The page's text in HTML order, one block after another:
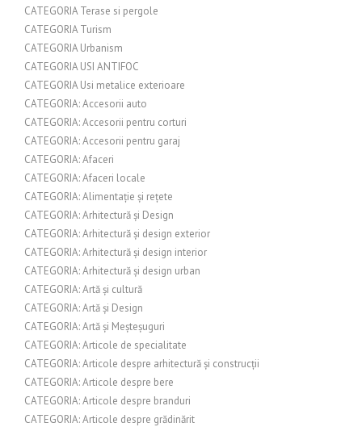
CATEGORIA Terase si pergole
CATEGORIA Turism
CATEGORIA Urbanism
CATEGORIA USI ANTIFOC
CATEGORIA Usi metalice exterioare
CATEGORIA: Accesorii auto
CATEGORIA: Accesorii pentru corturi
CATEGORIA: Accesorii pentru garaj
CATEGORIA: Afaceri
CATEGORIA: Afaceri locale
CATEGORIA: Alimentație și rețete
CATEGORIA: Arhitectură și Design
CATEGORIA: Arhitectură și design exterior
CATEGORIA: Arhitectură și design interior
CATEGORIA: Arhitectură și design urban
CATEGORIA: Artă și cultură
CATEGORIA: Artă și Design
CATEGORIA: Artă și Meșteșuguri
CATEGORIA: Articole de specialitate
CATEGORIA: Articole despre arhitectură și construcții
CATEGORIA: Articole despre bere
CATEGORIA: Articole despre branduri
CATEGORIA: Articole despre grădinărit